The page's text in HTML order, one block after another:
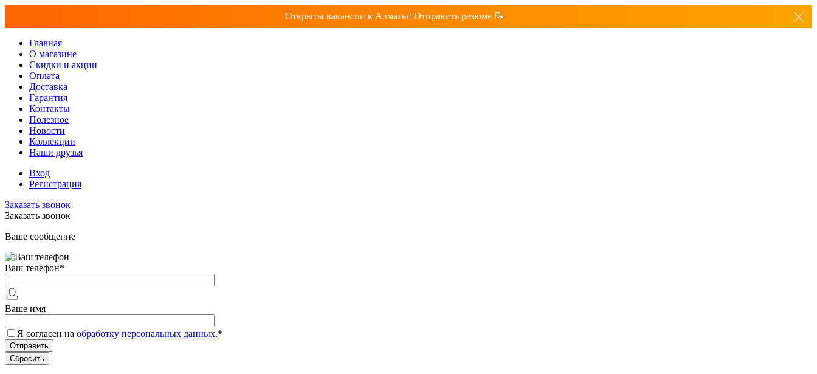
Открыты вакансии в Алматы! Отправить резюме 📝
Главная
О магазине
Скидки и акции
Оплата
Доставка
Гарантия
Контакты
Полезное
Новости
Коллекции
Наши друзья
Вход
Регистрация
Заказать звонок
Заказать звонок
Ваше сообщение
Ваш телефон*
Ваше имя
Я согласен на обработку персональных данных.*